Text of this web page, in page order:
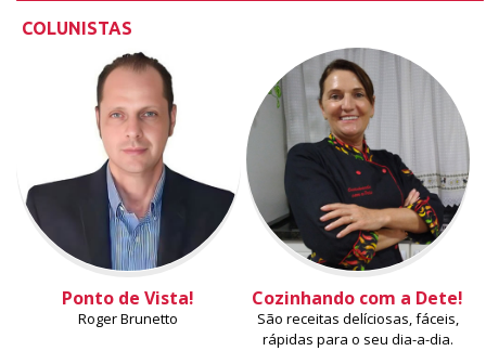
COLUNISTAS
Ponto de Vista!
Roger Brunetto
Cozinhando com a Dete!
São receitas delíciosas, fáceis,
rápidas para o seu dia-a-dia.